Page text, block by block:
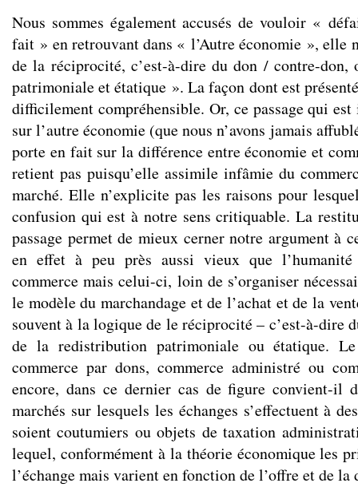
Nous sommes également accusés de vouloir «
fait » en retrouvant dans « l’Autre économie », elle
de la réciprocité, c’est-à-dire du don / contre-
patrimoniale et étatique ». La façon dont est
difficilement compréhensible. Or, ce passage qui
sur l’autre économie (que nous n’avons jamais
porte en fait sur la différence entre économie et
retient pas puisqu’elle assimile infâmie du
marché. Elle n’explicite pas les raisons pour
confusion qui est à notre sens critiquable. La
passage permet de mieux cerner notre argument à
en effet à peu près aussi vieux que
commerce mais celui-ci, loin de s’organiser
le modèle du marchandage et de l’achat et de la
souvent à la logique de le réciprocité – c’est-à-dire
de la redistribution patrimoniale ou étatique.
commerce par dons, commerce administré ou
encore, dans ce dernier cas de figure convient-il
marchés sur lesquels les échanges s’effectuent à
soient coutumiers ou objets de taxation
lequel, conformément à la théorie économique les
l’échange mais varient en fonction de l’offre et de la